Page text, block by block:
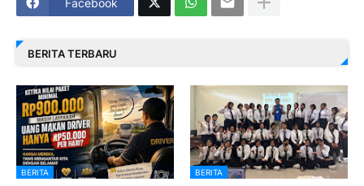
BERITA TERBARU
BERITA BERITA